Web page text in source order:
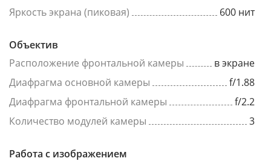
Яркость экрана (пиковая)
600 нит
Объектив
Расположение фронтальной камеры
в экране
Диафрагма основной камеры
f/1.88
Диафрагма фронтальной камеры
f/2.2
Количество модулей камеры
3
Работа с изображением